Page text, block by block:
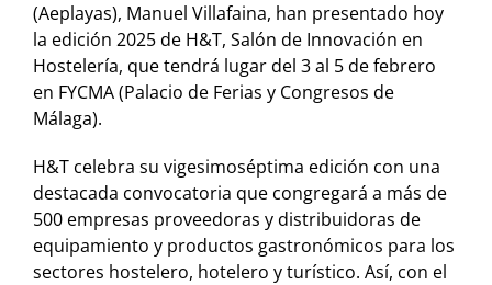
(Aeplayas), Manuel Villafaina, han presentado hoy
la edición 2025 de H&T, Salón de Innovación en
Hostelería, que tendrá lugar del 3 al 5 de febrero
en FYCMA (Palacio de Ferias y Congresos de
Málaga).
H&T celebra su vigesimoséptima edición con una
destacada convocatoria que congregará a más de
500 empresas proveedoras y distribuidoras de
equipamiento y productos gastronómicos para los
sectores hostelero, hotelero y turístico. Así, con el